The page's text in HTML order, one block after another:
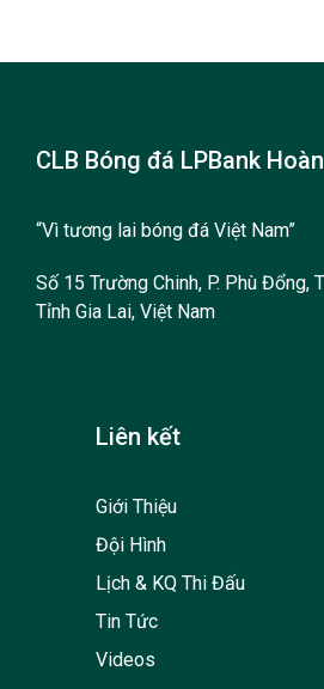
CLB Bóng đá LPBank
“Vì tương lai bóng đá Việt Nam”
Số 15 Trường Chinh, P. Phù Đổng,
Tỉnh Gia Lai, Việt Nam
Liên kết
Giới Thiệu
Đội Hình
Lịch & KQ Thi Đấu
Tin Tức
Videos